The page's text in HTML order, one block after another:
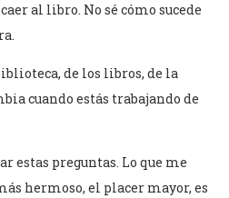
al libro. No sé cómo sucede
de los libros, de la
cuando estás trabajando de
estas preguntas. Lo que me
hermoso, el placer mayor, es